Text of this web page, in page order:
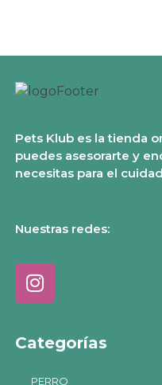
Pets Klub es la tienda
puedes asesorarte y
necesitas para el
Nuestras redes:
Categorías
PERRO